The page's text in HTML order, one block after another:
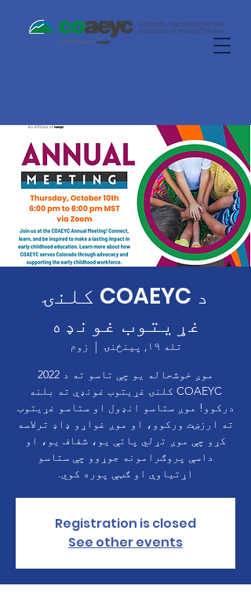
د COAEYC کلنۍ
غړیتوب غونډه
تله ۱۹, پينځنۍ
  |
زوم
موږ خوشحاله یو چې تاسو ته د 2022
COAEYC کلنۍ غړیتوب غونډې ته بلنه
درکوو! موږ ستاسو انډول او ستاسو غړیتوب
ته ارزښت ورکوو، او موږ غواړو ډاډ ترلاسه
کړو چې موږ تړلي پاتې یو، شفاف یو، او
داسې پروګرامونه جوړوو چې ستاسو
اړتیاوې او ګټې پوره کوي.
Registration is closed
See other events